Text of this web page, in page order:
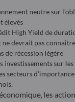
neutre sur
élevés
High Yield de
devrait pas
de récession légère
investissements sur
secteurs
les